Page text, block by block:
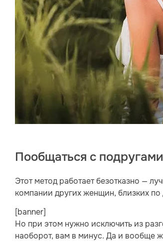
Пообщаться с подругами
Этот метод работает безотказно —
компании других женщин, близких
[banner]
Но при этом нужно исключить из
наоборот, вам в минус. Да и вообще